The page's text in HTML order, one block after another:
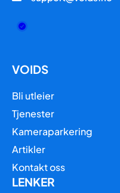
VOIDS
Bli utleier
Tjenester
Kameraparkering
Artikler
Kontakt oss
LENKER